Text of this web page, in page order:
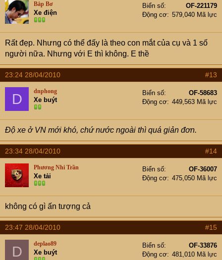
Bắp Bơ
Xe điện
Biển số
OF-221179
Động cơ
579,040 Mã lực
Rất đẹp. Nhưng có thể đấy là theo con mắt của cụ và 1 số
người nữa. Nhưng với E thì không. E thề
23:24 28/04/2010 #13
D dnphong
Xe buýt
Biển số
OF-58683
Động cơ
449,563 Mã lực
Độ xe ở VN mới khó, chứ nước ngoài thì quá giản đơn.
23:34 28/04/2010 #14
Phương Nhi Trần
Xe tải
Biển số
OF-36007
Động cơ
475,050 Mã lực
không có gì ấn tượng cả
23:47 28/04/2010 #15
D deplao89
Xe buýt
Biển số
OF-33876
Động cơ
481,010 Mã lực